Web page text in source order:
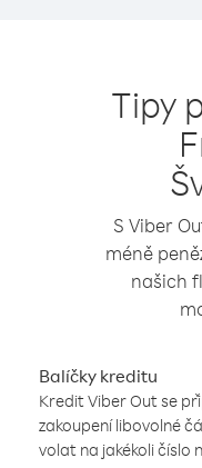
Tipy
S Viber
méně
našich
Balíčky kreditu
Kredit Viber Out se
zakoupení libovolné
volat na jakékoli číslo